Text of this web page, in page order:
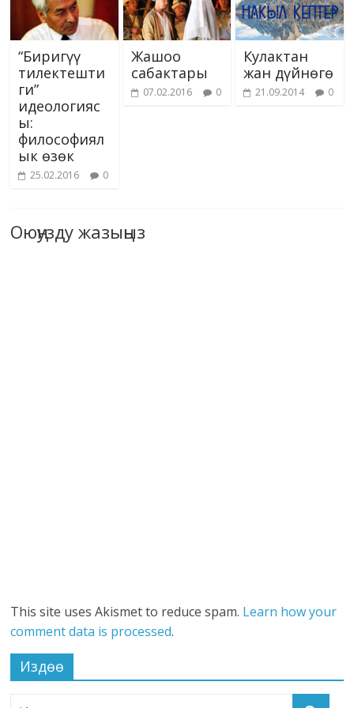
“Биригүү
тилектешти
ги”
идеологияс
ы:
философиял
ык өзөк
25.02.2016 0
Жашоо
сабактары
07.02.2016 0
Кулактан
жан дүйнөгө
21.09.2014 0
Оюңузду жазыңыз
This site uses Akismet to reduce spam. Learn how your
comment data is processed.
Издөө